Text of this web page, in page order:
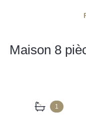
Maison 8 pièce(s) 4 chambre(s) 200
1